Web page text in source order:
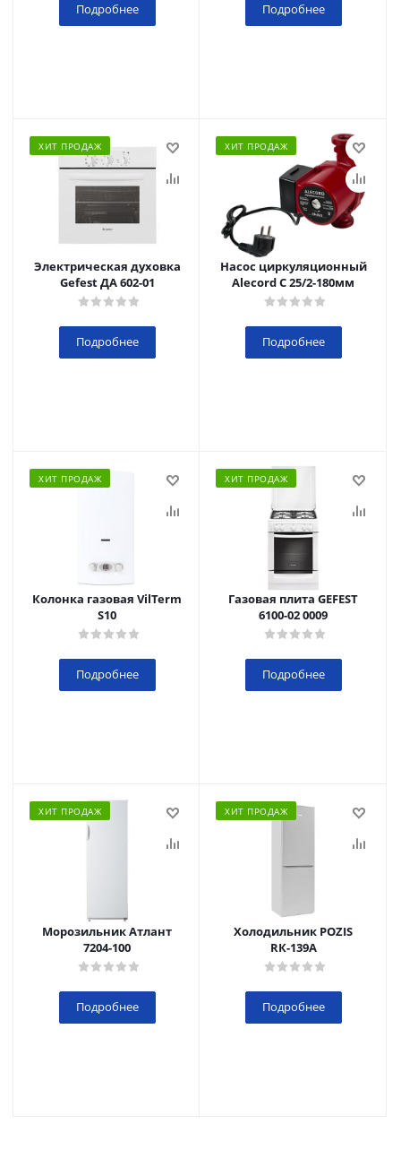
Подробнее Подробнее
ХИТ ПРОДАЖ
Электрическая духовка
Gefest ДА 602-01
Подробнее
ХИТ ПРОДАЖ
Насос циркуляционный
Alecord C 25/2-180мм
Подробнее
ХИТ ПРОДАЖ
Колонка газовая VilTerm
S10
Подробнее
ХИТ ПРОДАЖ
Газовая плита GEFEST
6100-02 0009
Подробнее
ХИТ ПРОДАЖ
Морозильник Атлант
7204-100
Подробнее
ХИТ ПРОДАЖ
Холодильник POZIS
RК-139А
Подробнее